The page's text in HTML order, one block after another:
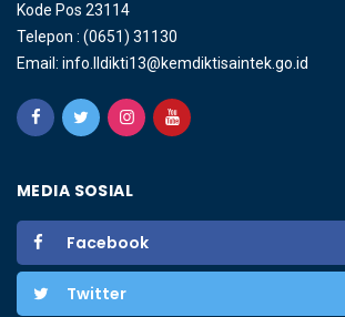
Kode Pos 23114
Telepon : (0651) 31130
Email: info.lldikti13@kemdiktisaintek.go.id
MEDIA SOSIAL
Facebook
Twitter